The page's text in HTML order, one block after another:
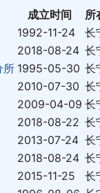
成立时间 所
1992-11-24
长
2018-08-24 长
所 1995-05-30 长
2010-07-30 长
2009-04-09 长
2018-08-22 长
2013-07-24 长
2018-08-24 长
2015-11-25
长